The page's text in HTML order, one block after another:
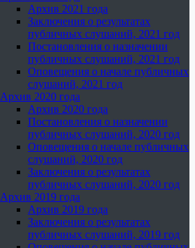
Архив 2021 года
Заключения о результатах
публичных слушаний, 2021 год
Постановления о назначении
публичных слушаний, 2021 год
Оповещения о начале публичных
слушаний, 2021 год
Архив 2020 года
Архив 2020 года
Постановления о назначении
публичных слушаний, 2020 год
Оповещения о начале публичных
слушаний, 2020 год
Заключения о результатах
публичных слушаний, 2020 год
Архив 2019 года
Архив 2019 года
Заключения о результатах
публичных слушаний, 2019 год